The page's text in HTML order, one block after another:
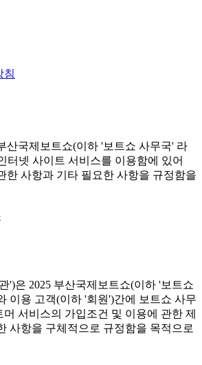
침
산국제보트쇼(이하 '보트쇼 사무국' 라
터넷 사이트 서비스를 이용함에 있어
한 사항과 기타 필요한 사항을 규정함을
')은 2025 부산국제보트쇼(이하 '보트쇼
이용 고객(이하 '회원')간에 보트쇼 사무
서비스의 가입조건 및 이용에 관한 제
사항을 구체적으로 규정함을 목적으로